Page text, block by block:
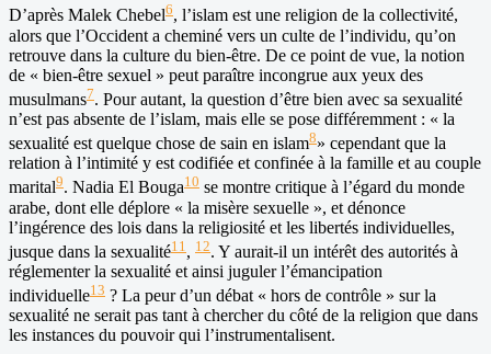
D’après Malek Chebel6, l’islam est une religion de la collectivité,
alors que l’Occident a cheminé vers un culte de l’individu, qu’on
retrouve dans la culture du bien-être. De ce point de vue, la notion
de « bien-être sexuel » peut paraître incongrue aux yeux des
musulmans7. Pour autant, la question d’être bien avec sa sexualité
n’est pas absente de l’islam, mais elle se pose différemment : « la
sexualité est quelque chose de sain en islam8» cependant que la
relation à l’intimité y est codifiée et confinée à la famille et au couple
marital9. Nadia El Bouga10 se montre critique à l’égard du monde
arabe, dont elle déplore « la misère sexuelle », et dénonce
l’ingérence des lois dans la religiosité et les libertés individuelles,
jusque dans la sexualité11 , 12. Y aurait-il un intérêt des autorités à
réglementer la sexualité et ainsi juguler l’émancipation
individuelle13 ? La peur d’un débat « hors de contrôle » sur la
sexualité ne serait pas tant à chercher du côté de la religion que dans
les instances du pouvoir qui l’instrumentalisent.